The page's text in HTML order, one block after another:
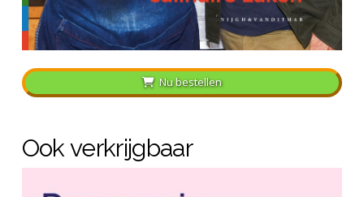
Nu bestellen
Ook verkrijgbaar